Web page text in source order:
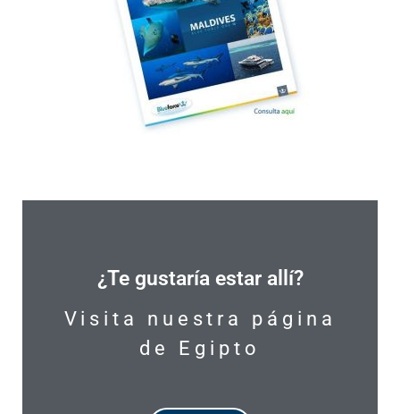
¿Te gustaría estar allí?
Visita nuestra página
de Egipto